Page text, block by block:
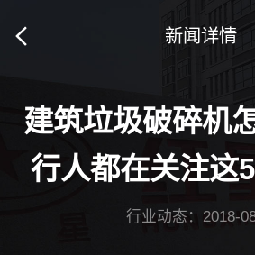
新闻详情
建筑垃圾破碎机
行人都在关注这5
行业动态：2018-